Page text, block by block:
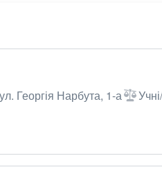
Георгія Нарбута, 1-а